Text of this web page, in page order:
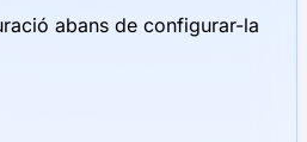
abans de configurar-la